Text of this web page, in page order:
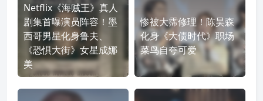
Netflix《海贼王》真人
剧集首曝演员阵容！墨
西哥男星化身鲁夫、
《恐惧大街》女星成娜
美
惨被大霈修理！陈昊森
化身《大债时代》职场
菜鸟自夸可爱